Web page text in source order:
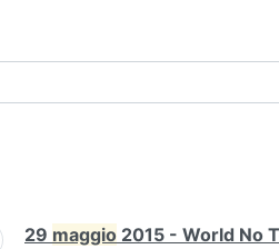
29 maggio 2015 - World No